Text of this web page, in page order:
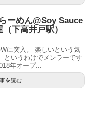
ーめん@Soy Sauce
（下高井戸駅）
に突入。 楽しいという気
というわけでメンラーです
年オープ...
を読む